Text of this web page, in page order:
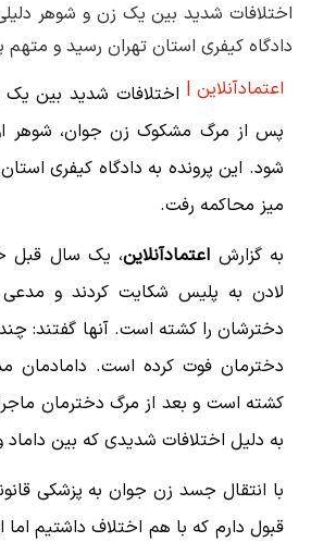
اختلافات شدید بین یک زن و شوهر
دادگاه کیفری استان تهران رسید و
اعتمادآنلاین | اختلافات شدید بین
پس از مرگ مشکوک زن جوان، شوهر
شود. این پرونده به دادگاه کیفری
میز محاکمه رفت.
به گزارش اعتمادآنلاین، یک سال قبل
لادن به پلیس شکایت کردند و مدعی
دخترشان را کشته است. آنها گفتند:
دخترمان فوت کرده است. دامادمان
کشته است و بعد از مرگ دخترمان ماجرا
به دلیل اختلافات شدیدی که بین داماد
با انتقال جسد زن جوان به پزشکی
قبول دارم که با هم اختلاف داشتیم